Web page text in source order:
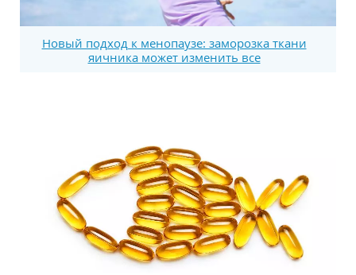
Новый подход к менопаузе: заморозка ткани
яичника может изменить все